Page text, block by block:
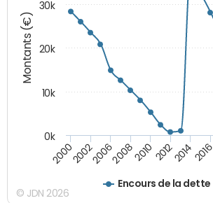
Montants (€)
Encours de la dette
20002002200620082010 201220142016
0k
10k
20k
30k
© JDN 2026